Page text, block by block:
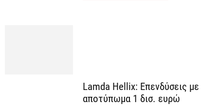
Lamda Hellix: Επενδύσεις με
αποτύπωμα 1 δισ. ευρώ